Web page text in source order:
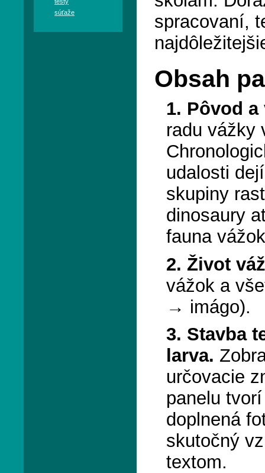
súťaže
spracovaní,
Obsah
1. Pôvod
radu vážky
udalosti
skupiny
dinosaury
fauna
2. Život
vážok a
→ imágo).
3. Stavba
larva.
určovacie
panelu
doplnená
skutočný
textom.